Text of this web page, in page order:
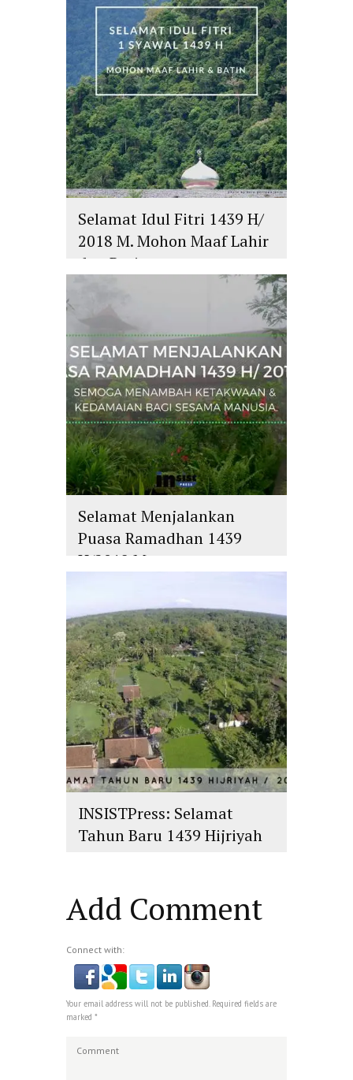
Selamat Idul Fitri 1439 H/
2018 M. Mohon Maaf Lahir
dan Batin
Selamat Menjalankan
Puasa Ramadhan 1439
H/2018 M
INSISTPress: Selamat
Tahun Baru 1439 Hijriyah
Add Comment
Connect with:
Your email address will not be published. Required fields are
marked *